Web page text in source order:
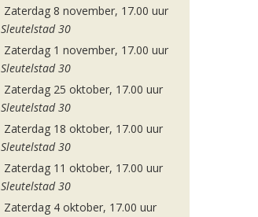
Zaterdag 8 november, 17.00 uur
Sleutelstad 30
Zaterdag 1 november, 17.00 uur
Sleutelstad 30
Zaterdag 25 oktober, 17.00 uur
Sleutelstad 30
Zaterdag 18 oktober, 17.00 uur
Sleutelstad 30
Zaterdag 11 oktober, 17.00 uur
Sleutelstad 30
Zaterdag 4 oktober, 17.00 uur